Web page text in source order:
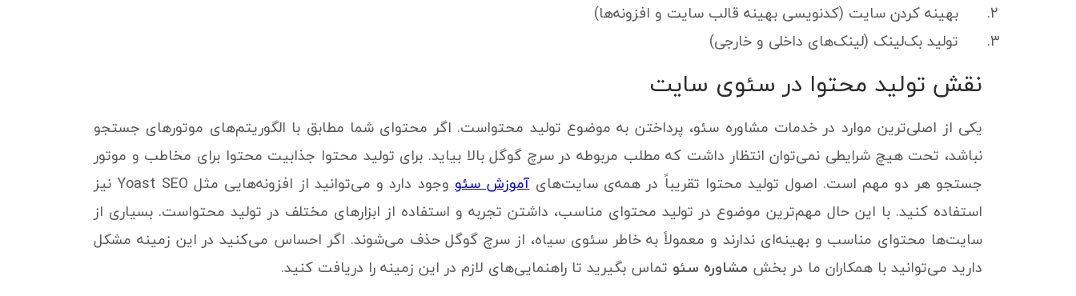
بهینه کردن سایت (کدنویسی بهینه قالب سایت و افزونه‌ها)
تولید بک‌لینک (لینک‌های داخلی و خارجی)
نقش تولید محتوا در سئوی سایت
یکی از اصلی‌ترین موارد در خدمات مشاوره سئو، پرداختن به موضوع تولید محتواست. اگر محتوای شما مطابق با الگوریتم‌های موتورهای جستجو
نباشد، تحت هیچ شرایطی نمی‌توان انتظار داشت که مطلب مربوطه در سرچ گوگل بالا بیاید. برای تولید محتوا جذابیت محتوا برای مخاطب و موتور
جستجو هر دو مهم است. اصول تولید محتوا تقریباً در همه‌ی سایت‌هایآموزش سئو
وجود دارد و می‌توانید از افزونه‌هایی مثل Yoast SEO نیز
استفاده کنید. با این حال مهم‌ترین موضوع در تولید محتوای مناسب، داشتن تجربه و استفاده از ابزارهای مختلف در تولید محتواست. بسیاری از
سایت‌ها محتوای مناسب و بهینه‌ای ندارند و معمولاً به خاطر سئوی سیاه، از سرچ گوگل حذف می‌شوند. اگر احساس می‌کنید در این زمینه مشکل
دارید می‌توانید با همکاران ما در بخش مشاوره سئو تماس بگیرید تا راهنمایی‌های لازم در این زمینه را دریافت کنید.